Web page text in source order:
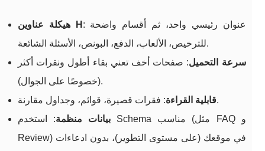
هيكلة عناوين H : عنوان رئيسي واحد، ثم أقسام واضحة
للترخيص، الألعاب، الدفع، البونص، الأسئلة الشائعة.
سرعة التحميل: صفحات أخف تعني بقاء أطول ونقرات أكثر
(خصوصًا على الجوال).
قابلية القراءة: فقرات قصيرة، قوائم، وجداول مقارنة.
بيانات منظمة: استخدم Schema مناسب (مثل FAQ و
Review) في موقعك (على مستوى التطوير)، بدون ادعاءات